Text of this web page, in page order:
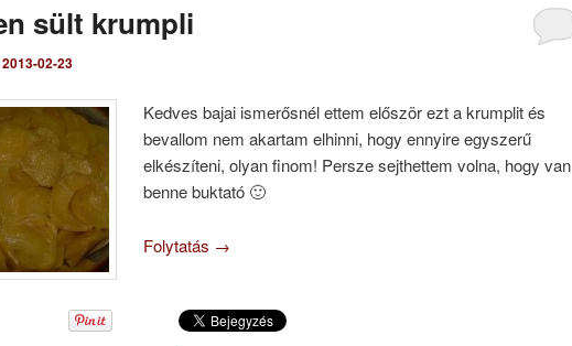
sült krumpli
2013-02-23
Kedves bajai ismerősnél ettem először ezt a krumplit és
bevallom nem akartam elhinni, hogy ennyire egyszerű
elkészíteni, olyan finom! Persze sejthettem volna, hogy van
benne buktató 🙂
Folytatás →